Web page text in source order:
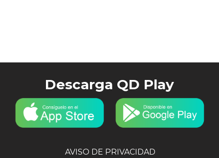
Descarga QD Play
AVISO DE PRIVACIDAD